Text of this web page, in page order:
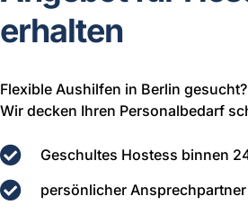
erhalten
Flexible Aushilfen in Berlin gesucht?
Wir decken Ihren Personalbedarf
Geschultes Hostess binnen
persönlicher Ansprechpartner